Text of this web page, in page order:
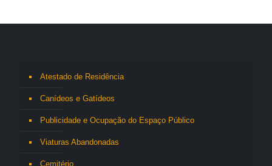
Atestado de Residência
Canídeos e Gatídeos
Publicidade e Ocupação do Espaço Público
Viaturas Abandonadas
Cemitério